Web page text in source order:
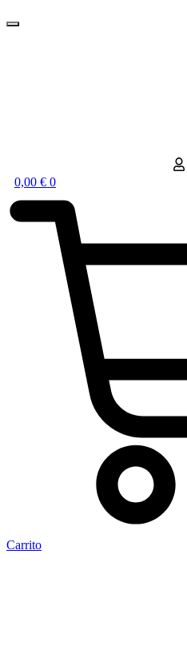
0,00 € 0
Carrito